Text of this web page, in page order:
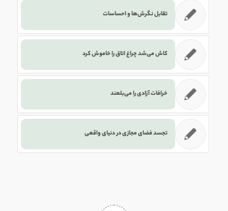
تقابل نگرش‌ها و احساسات
کاش می‌شد چراغ اتاق را خاموش کرد
خرافات آزادی را می‌بلعند
تجسد فضای مجازی در دنیای واقعی